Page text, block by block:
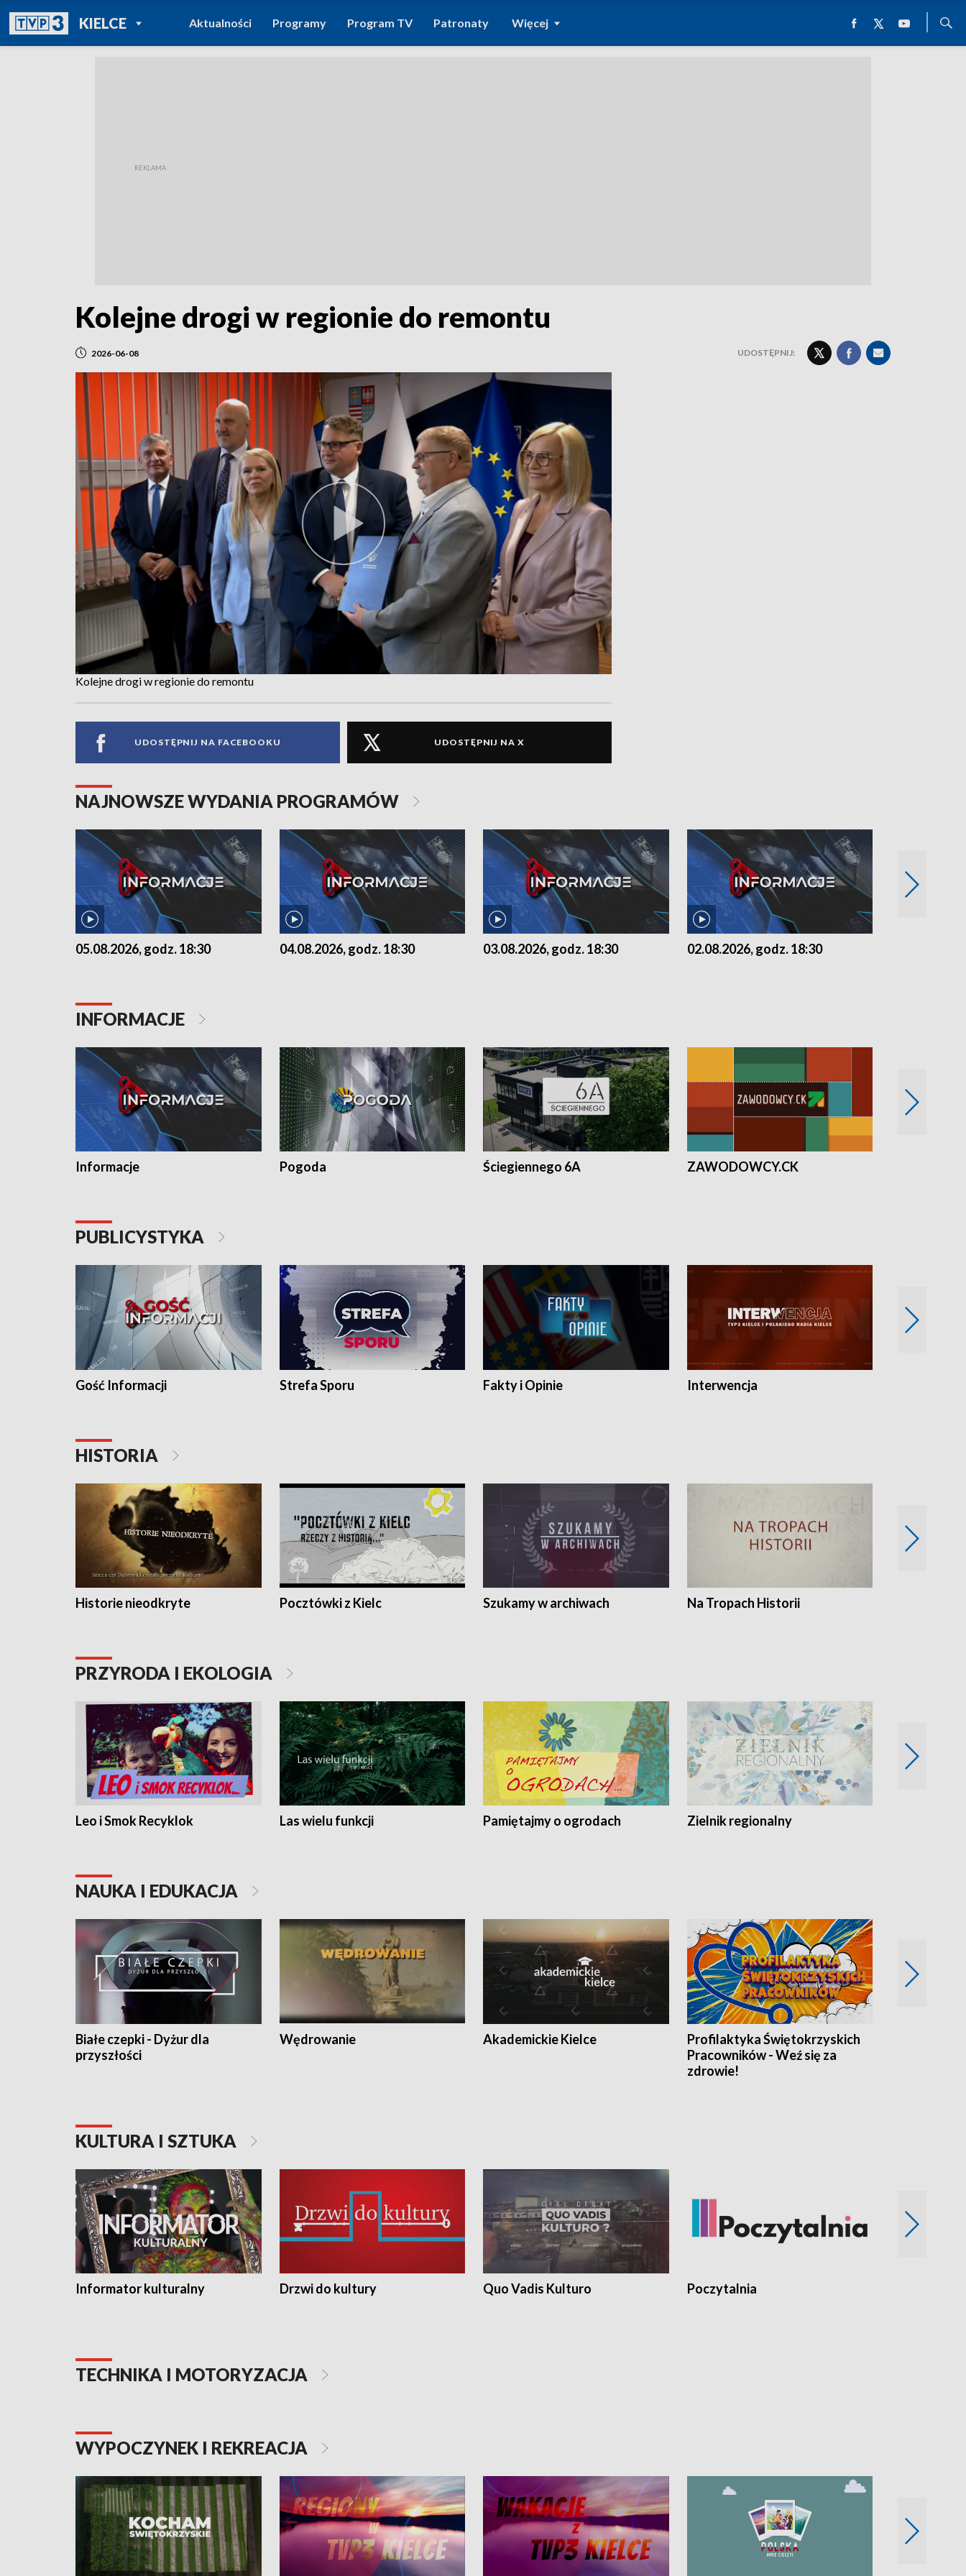
KIELCEPOWRÓT DO
TVP REGIONY
Aktualności Programy Program TV Patronaty Więcej
Kolejne drogi w regionie do remontu
2026-06-08 UDOSTĘPNIJ:
Kolejne drogi w regionie do remontu
UDOSTĘPNIJ NA FACEBOOKU UDOSTĘPNIJ NA X
NAJNOWSZE WYDANIA PROGRAMÓW
05.08.2026, godz. 18:30 04.08.2026, godz. 18:30 03.08.2026, godz. 18:30 02.08.2026, godz. 18:30
INFORMACJE
Informacje Pogoda Ściegiennego 6A ZAWODOWCY.CK
PUBLICYSTYKA
Gość Informacji Strefa Sporu Fakty i Opinie Interwencja
HISTORIA
Historie nieodkryte Pocztówki z Kielc Szukamy w archiwach Na Tropach Historii
PRZYRODA I EKOLOGIA
Leo i Smok Recyklok Las wielu funkcji Pamiętajmy o ogrodach Zielnik regionalny
NAUKA I EDUKACJA
Białe czepki - Dyżur dla
przyszłości
Wędrowanie Akademickie Kielce
Profilaktyka Świętokrzyskich
Pracowników - Weź się za
zdrowie!
KULTURA I SZTUKA
Informator kulturalny Drzwi do kultury Quo Vadis Kulturo Poczytalnia
TECHNIKA I MOTORYZACJA
WYPOCZYNEK I REKREACJA